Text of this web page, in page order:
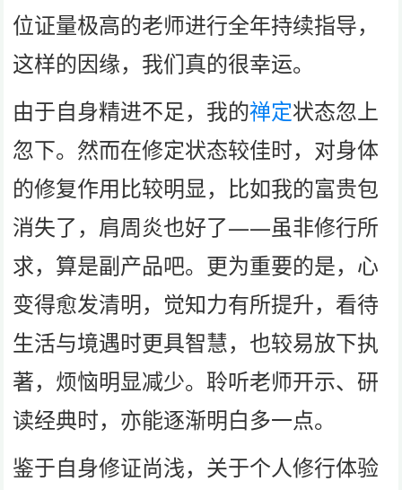
位证量极高的老师进行全年持续指导，
这样的因缘，我们真的很幸运。
由于自身精进不足，我的禅定状态忽上
忽下。然而在修定状态较佳时，对身体
的修复作用比较明显，比如我的富贵包
消失了，肩周炎也好了——虽非修行所
求，算是副产品吧。更为重要的是，心
变得愈发清明，觉知力有所提升，看待
生活与境遇时更具智慧，也较易放下执
著，烦恼明显减少。聆听老师开示、研
读经典时，亦能逐渐明白多一点。
鉴于自身修证尚浅，关于个人修行体验